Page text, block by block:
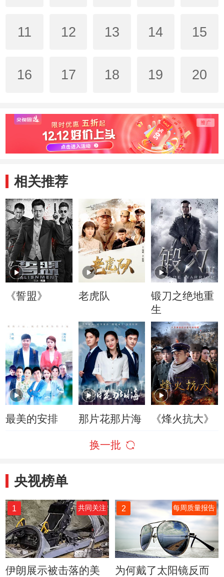
11 12 13 14 15
16 17 18 19 20
相关推荐
《誓盟》 老虎队
锻刀之绝地重
生
最美的安排 那片花那片海 《烽火抗大》
换一批
央视榜单
1 共同关注
伊朗展示被击落的美
2 每周质量报告
为何戴了太阳镜反而